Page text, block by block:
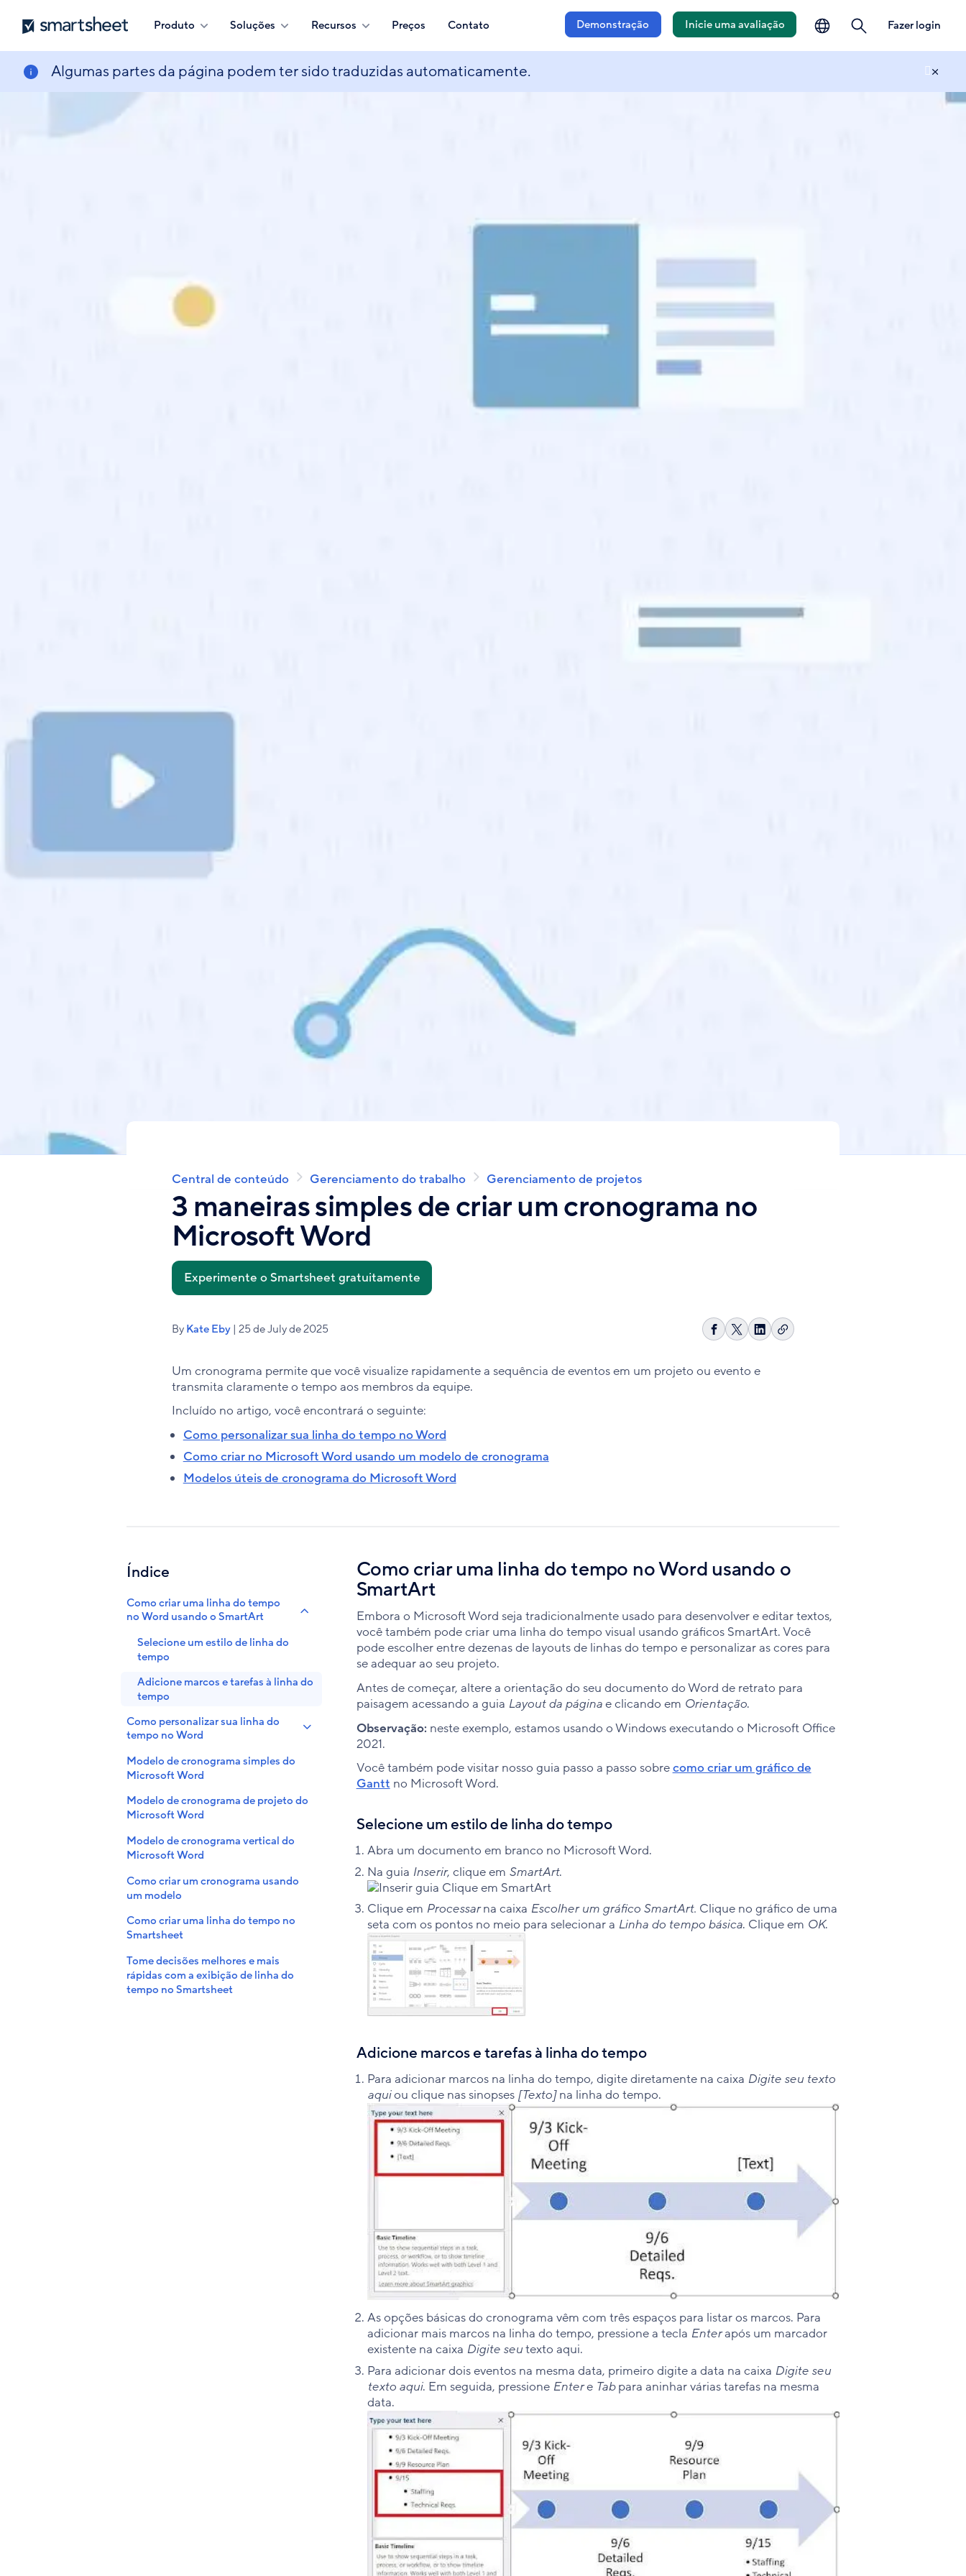
Skip
to
main
content
Smartsheet
Produto Soluções Recursos Preços Contato Demonstração Inicie uma avaliação Fazer login
Algumas partes da página podem ter sido traduzidas automaticamente. 
Breadcrumb
Central de conteúdo Gerenciamento do trabalho Gerenciamento de projetos
3 maneiras simples de criar um cronograma no
Microsoft Word
Experimente o Smartsheet gratuitamente
By Kate Eby| 25 de July de 2025
Compartilhar
Facebook
Share
X
Compartilhar
LinkedIn
Copiar
Um cronograma permite que você visualize rapidamente a sequência de eventos em um projeto ou evento e
transmita claramente o tempo aos membros da equipe.
Incluído no artigo, você encontrará o seguinte:
Como personalizar sua linha do tempo no Word
Como criar no Microsoft Word usando um modelo de cronograma
Modelos úteis de cronograma do Microsoft Word
Índice
Como criar uma linha do tempo
no Word usando o SmartArt
Selecione um estilo de linha do
tempo
Adicione marcos e tarefas à linha do
tempo
Como personalizar sua linha do
tempo no Word
Modelo de cronograma simples do
Microsoft Word
Modelo de cronograma de projeto do
Microsoft Word
Modelo de cronograma vertical do
Microsoft Word
Como criar um cronograma usando
um modelo
Como criar uma linha do tempo no
Smartsheet
Tome decisões melhores e mais
rápidas com a exibição de linha do
tempo no Smartsheet
Como criar uma linha do tempo no Word usando o
SmartArt
Embora o Microsoft Word seja tradicionalmente usado para desenvolver e editar textos,
você também pode criar uma linha do tempo visual usando gráficos SmartArt. Você
pode escolher entre dezenas de layouts de linhas do tempo e personalizar as cores para
se adequar ao seu projeto.
Antes de começar, altere a orientação do seu documento do Word de retrato para
paisagem acessando a guia Layout da páginae clicando em Orientação.
Observação: neste exemplo, estamos usando o Windows executando o Microsoft Office
2021.
Você também pode visitar nosso guia passo a passo sobrecomo criar um gráfico de
Gantt no Microsoft Word.
Selecione um estilo de linha do tempo
Abra um documento em branco no Microsoft Word.
Na guia Inserir, clique em SmartArt.
Clique em Processarna caixa Escolher um gráfico SmartArt. Clique no gráfico de uma
seta com os pontos no meio para selecionar a Linha do tempo básica. Clique em OK.
Adicione marcos e tarefas à linha do tempo
Para adicionar marcos na linha do tempo, digite diretamente na caixa Digite seu texto
aquiou clique nas sinopses [Texto]na linha do tempo.
As opções básicas do cronograma vêm com três espaços para listar os marcos. Para
adicionar mais marcos na linha do tempo, pressione a tecla Enterapós um marcador
existente na caixa Digite seutexto aqui.
Para adicionar dois eventos na mesma data, primeiro digite a data na caixa Digite seu
texto aqui. Em seguida, pressione Entere Tab para aninhar várias tarefas na mesma
data.